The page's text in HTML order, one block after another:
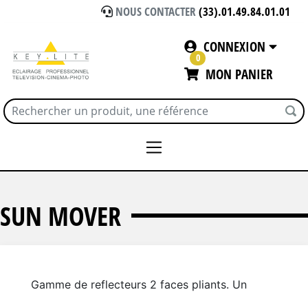
NOUS CONTACTER(33).01.49.84.01.01
CONNEXION
0
MON PANIER
SUN MOVER
Gamme de reflecteurs 2 faces pliants. Un